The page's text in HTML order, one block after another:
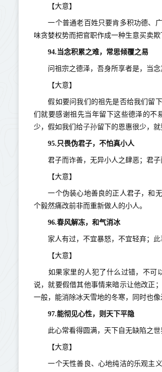
【大意】
一个普通老百姓只要肯多积功德、广
味贪婪权势而把官职作成一种生意买卖
94.当念积累之难，常思倾覆之易
问祖宗之德泽，吾身所享者是，当念
【大意】
假如要问我们的祖先是否给我们留下
们就要感谢祖先当年留下这些德泽的不
少，假如我们给子孙留下的恩惠很少，就
95.只畏伪君子，不怕真小人
君子而诈善，无异小人之肆恶；君子
【大意】
一个伪装心地善良的正人君子，和无
个毅然痛改前非而重新做人的小人。
96.春风解冻，和气消冰
家人有过，不宜暴怒，不宜轻弃；
【大意】
如果家里的人犯了什么过错，不可以
说，就要假借其他事情来暗示让他改正
一般，能消除冰天雪地的冬寒，同时也
97.能彻见心性，则天下平隐
此心常看得圆满，天下自无缺陷之世
【大意】
一个天性善良、心地纯洁的乐观主义